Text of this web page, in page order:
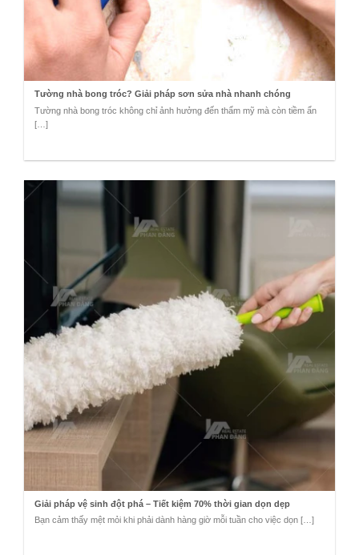
Tường nhà bong tróc? Giải pháp sơn sửa nhà nhanh chóng
Tường nhà bong tróc không chỉ ảnh hưởng đến thẩm mỹ mà còn tiềm ẩn
[…]
Giải pháp vệ sinh đột phá – Tiết kiệm 70% thời gian dọn dẹp
Bạn cảm thấy mệt mỏi khi phải dành hàng giờ mỗi tuần cho việc dọn […]